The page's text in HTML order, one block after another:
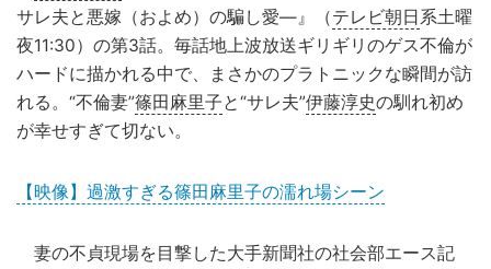
サレ夫と悪嫁（およめ）の騙し愛―』（テレビ朝日系土曜
夜11:30）の第3話。毎話地上波放送ギリギリのゲス不倫が
ハードに描かれる中で、まさかのプラトニックな瞬間が訪
れる。“不倫妻”篠田麻里子と“サレ夫”伊藤淳史の馴れ初め
が幸せすぎて切ない。
【映像】過激すぎる篠田麻里子の濡れ場シーン
妻の不貞現場を目撃した大手新聞社の社会部エース記